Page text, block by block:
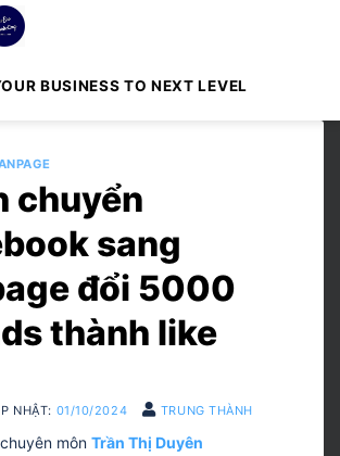
BUSINESS TO NEXT LEVEL
chuyển
sang
đổi 5000
thành like
NHẬT: 01/10/2024 TRUNG THÀNH
môn Trần Thị Duyên